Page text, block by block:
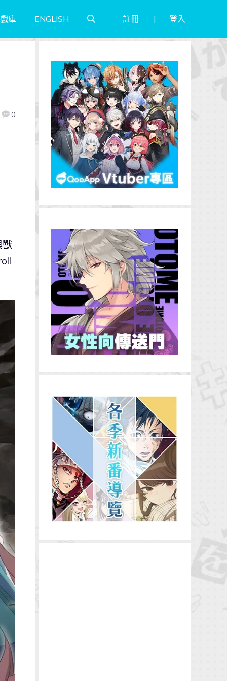
庫 ENGLISH 註冊 登入
0